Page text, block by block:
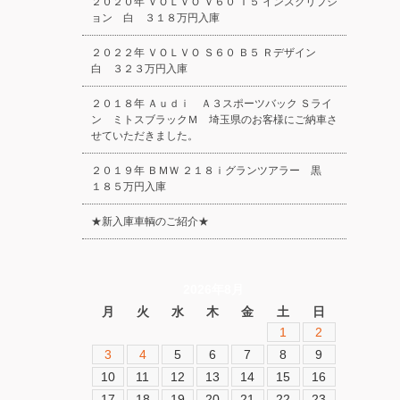
ョン 白 ３１８万円入庫
２０２２年 ＶＯＬＶＯ Ｓ６０ Ｂ５ Ｒデザイン
白 ３２３万円入庫
２０１８年 Ａｕｄｉ Ａ３スポーツバック Ｓライ
ン ミトスブラックＭ 埼玉県のお客様にご納車さ
せていただきました。
２０１９年 ＢＭＷ ２１８ｉグランツアラー 黒
１８５万円入庫
★新入庫車輌のご紹介★
月
火 水 木 金 土
日
1
2
3
4 5 6 7 8
9
10
11 12 13 14 15
16